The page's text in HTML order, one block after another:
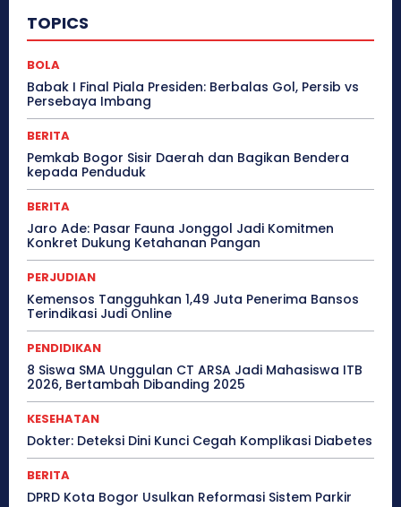
TOPICS
BOLA
Babak I Final Piala Presiden: Berbalas Gol, Persib vs
Persebaya Imbang
BERITA
Pemkab Bogor Sisir Daerah dan Bagikan Bendera
kepada Penduduk
BERITA
Jaro Ade: Pasar Fauna Jonggol Jadi Komitmen
Konkret Dukung Ketahanan Pangan
PERJUDIAN
Kemensos Tangguhkan 1,49 Juta Penerima Bansos
Terindikasi Judi Online
PENDIDIKAN
8 Siswa SMA Unggulan CT ARSA Jadi Mahasiswa ITB
2026, Bertambah Dibanding 2025
KESEHATAN
Dokter: Deteksi Dini Kunci Cegah Komplikasi Diabetes
BERITA
DPRD Kota Bogor Usulkan Reformasi Sistem Parkir